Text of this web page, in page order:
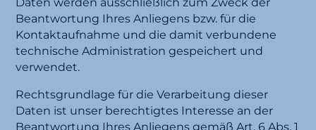
Beantwortung Ihres Anliegens bzw. für die
Kontaktaufnahme und die damit verbundene
technische Administration gespeichert und
verwendet.
Rechtsgrundlage für die Verarbeitung dieser
Daten ist unser berechtigtes Interesse an der
Beantwortung Ihres Anliegens gemäß Art. 6 Abs. 1